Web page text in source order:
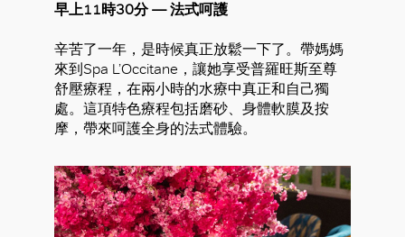
早上11時30分 — 法式呵護
辛苦了一年，是時候真正放鬆一下了。帶媽媽
來到Spa L’Occitane，讓她享受普羅旺斯至尊
舒壓療程，在兩小時的水療中真正和自己獨
處。這項特色療程包括磨砂、身體軟膜及按
摩，帶來呵護全身的法式體驗。